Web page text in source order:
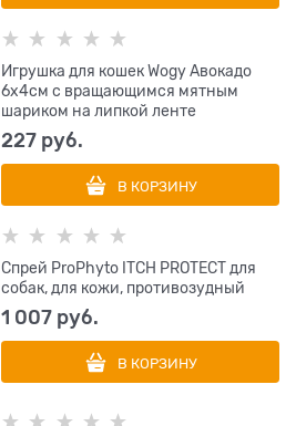
Игрушка для кошек Wogy Авокадо
6х4см с вращающимся мятным
шариком на липкой ленте
227 руб.
В КОРЗИНУ
Спрей ProPhyto ITCH PROTECT для
собак, для кожи, противозудный
1 007 руб.
В КОРЗИНУ